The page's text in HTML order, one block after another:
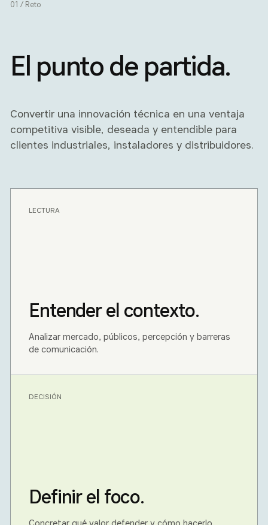
01 / Reto
El punto de partida.
Convertir una innovación técnica en una ventaja
competitiva visible, deseada y entendible para
clientes industriales, instaladores y distribuidores.
LECTURA
Entender el contexto.
Analizar mercado, públicos, percepción y barreras
de comunicación.
DECISIÓN
Definir el foco.